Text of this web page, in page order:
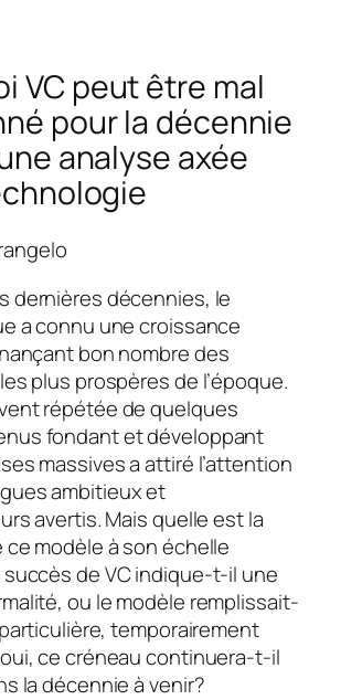
VC peut être mal
pour la décennie
analyse axée
dernières décennies, le
a connu une croissance
bon nombre des
plus prospères de l’époque.
répétée de quelques
fondant et développant
massives a attiré l’attention
ambitieux et
avertis. Mais quelle est la
modèle à son échelle
de VC indique-t-il une
ou le modèle remplissait-
temporairement
ce créneau continuera-t-il
la décennie à venir?